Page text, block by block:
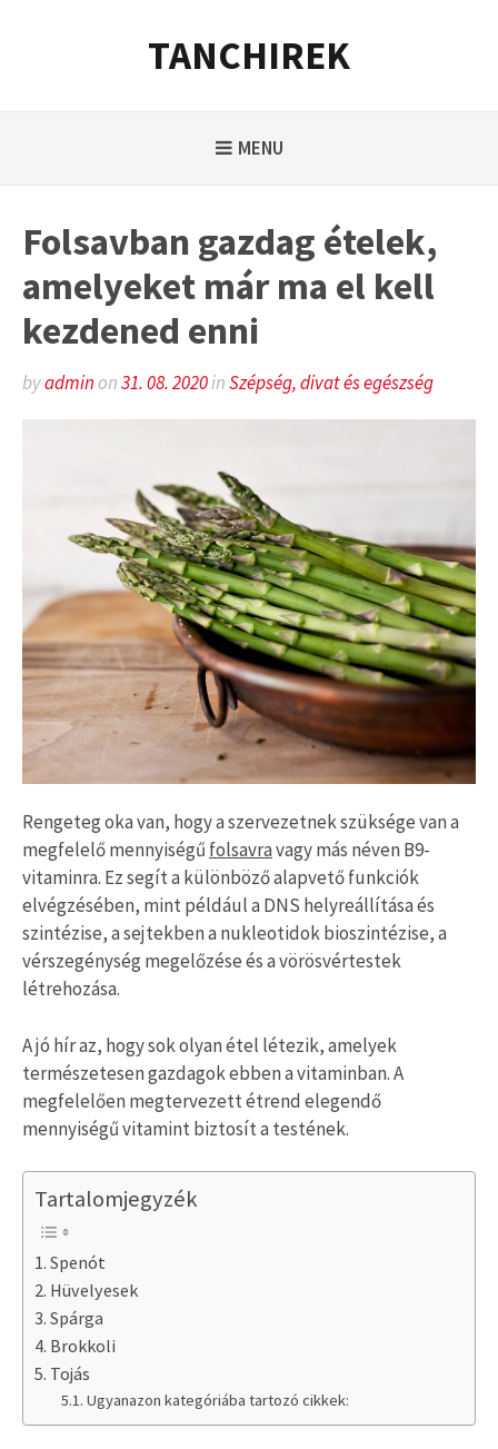
TANCHIREK
MENU
Folsavban gazdag ételek,
amelyeket már ma el kell
kezdened enni
byadminon31. 08. 2020inSzépség, divat és egészség
Rengeteg oka van, hogy a szervezetnek szüksége van a
megfelelő mennyiségű folsavravagy más néven B9-
vitaminra. Ez segít a különböző alapvető funkciók
elvégzésében, mint például a DNS helyreállítása és
szintézise, a sejtekben a nukleotidok bioszintézise, a
vérszegénység megelőzése és a vörösvértestek
létrehozása.
A jó hír az, hogy sok olyan étel létezik, amelyek
természetesen gazdagok ebben a vitaminban. A
megfelelően megtervezett étrend elegendő
mennyiségű vitamint biztosít a testének.
Tartalomjegyzék
Spenót
Hüvelyesek
Spárga
Brokkoli
Tojás
Ugyanazon kategóriába tartozó cikkek: